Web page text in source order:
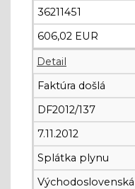
36211451
606,02 EUR
Detail
Faktúra došlá
DF2012/137
7.11.2012
Splátka plynu